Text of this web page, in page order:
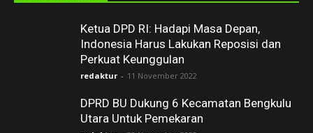
Ketua DPD RI: Hadapi Masa Depan,
Indonesia Harus Lakukan Reposisi dan
Perkuat Keunggulan
redaktur - 11 November 2022
DPRD BU Dukung 6 Kecamatan Bengkulu
Utara Untuk Pemekaran